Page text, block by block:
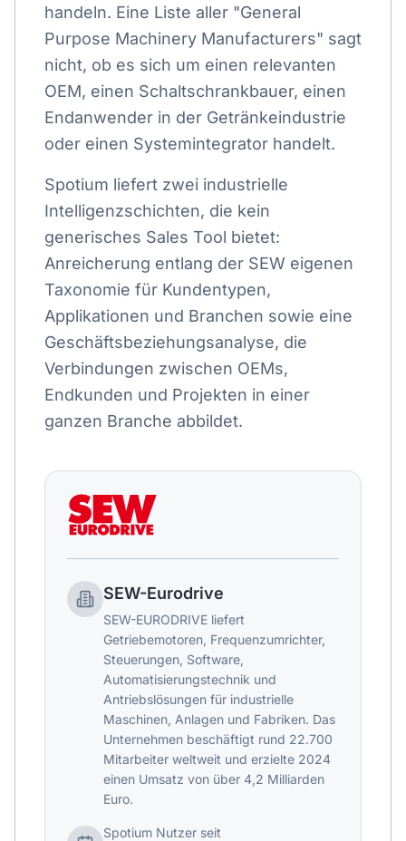
handeln. Eine Liste aller "General
Purpose Machinery Manufacturers" sagt
nicht, ob es sich um einen relevanten
OEM, einen Schaltschrankbauer, einen
Endanwender in der Getränkeindustrie
oder einen Systemintegrator handelt.
Spotium liefert zwei industrielle
Intelligenzschichten, die kein
generisches Sales Tool bietet:
Anreicherung entlang der SEW eigenen
Taxonomie für Kundentypen,
Applikationen und Branchen sowie eine
Geschäftsbeziehungsanalyse, die
Verbindungen zwischen OEMs,
Endkunden und Projekten in einer
ganzen Branche abbildet.
SEW-Eurodrive
SEW-EURODRIVE liefert
Getriebemotoren, Frequenzumrichter,
Steuerungen, Software,
Automatisierungstechnik und
Antriebslösungen für industrielle
Maschinen, Anlagen und Fabriken. Das
Unternehmen beschäftigt rund 22.700
Mitarbeiter weltweit und erzielte 2024
einen Umsatz von über 4,2 Milliarden
Euro.
Spotium Nutzer seit